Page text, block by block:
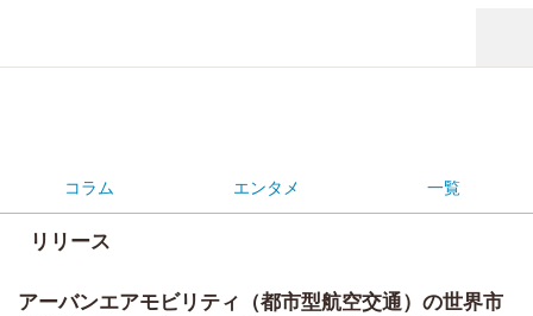
コラム エンタメ 一覧
リリース
アーバンエアモビリティ（都市型航空交通）の世界市